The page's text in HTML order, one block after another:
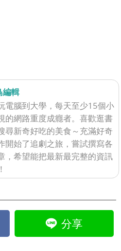
編輯
電腦到大學，每天至少15個小
的網路重度成癮者。喜歡逛書
尋新奇好吃的美食～充滿好奇
開始了追劇之旅，嘗試撰寫各
，希望能把最新最完整的資訊
分享